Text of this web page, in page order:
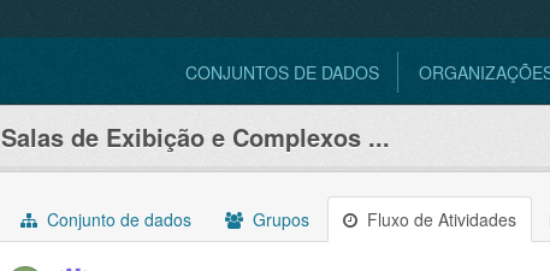
CONJUNTOS DE DADOS
Salas de Exibição e Complexos ...
Conjunto de dados Grupos Fluxo de Atividades